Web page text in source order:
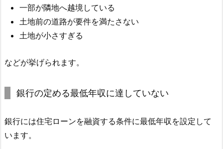
一部が隣地へ越境している
土地前の道路が要件を満たさない
土地が小さすぎる
などが挙げられます。
銀行の定める最低年収に達していない
銀行には住宅ローンを融資する条件に最低年収を設定して
います。